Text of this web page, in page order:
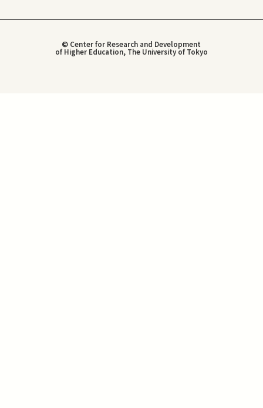
© Center for Research and Development
of Higher Education, The University of Tokyo